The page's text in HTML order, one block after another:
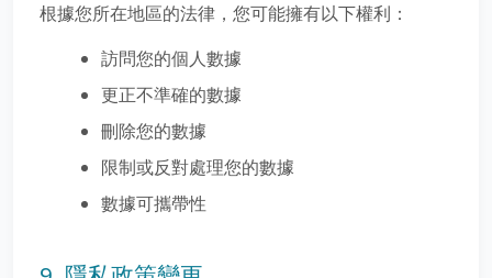
根據您所在地區的法律，您可能擁有以下權利：
訪問您的個人數據
更正不準確的數據
刪除您的數據
限制或反對處理您的數據
數據可攜帶性